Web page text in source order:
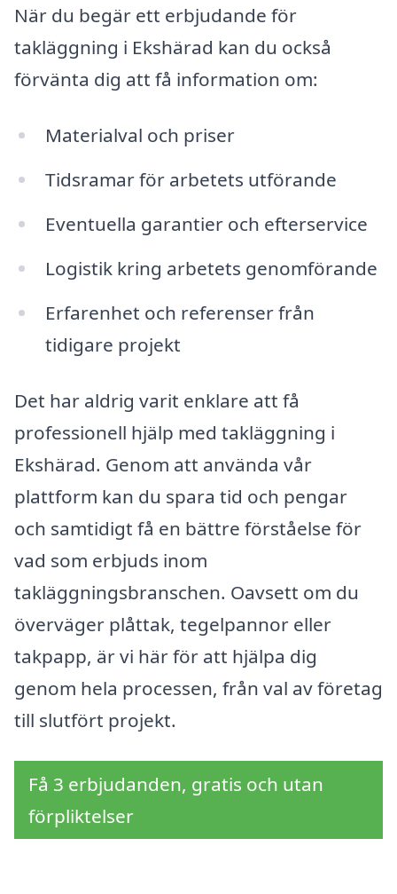
När du begär ett erbjudande för
takläggning i Ekshärad kan du också
förvänta dig att få information om:
Materialval och priser
Tidsramar för arbetets utförande
Eventuella garantier och efterservice
Logistik kring arbetets genomförande
Erfarenhet och referenser från
tidigare projekt
Det har aldrig varit enklare att få
professionell hjälp med takläggning i
Ekshärad. Genom att använda vår
plattform kan du spara tid och pengar
och samtidigt få en bättre förståelse för
vad som erbjuds inom
takläggningsbranschen. Oavsett om du
överväger plåttak, tegelpannor eller
takpapp, är vi här för att hjälpa dig
genom hela processen, från val av företag
till slutfört projekt.
Få 3 erbjudanden, gratis och utan
förpliktelser